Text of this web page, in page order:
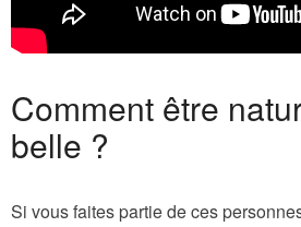
Comment être
belle ?
Si vous faites partie de ces